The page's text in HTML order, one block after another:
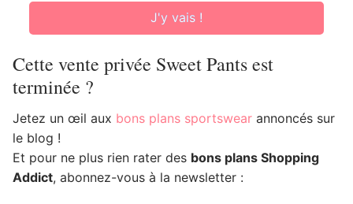
J'y vais !
Cette vente privée Sweet Pants est
terminée ?
Jetez un œil aux bons plans sportswear annoncés sur
le blog !
Et pour ne plus rien rater des bons plans Shopping
Addict, abonnez-vous à la newsletter :